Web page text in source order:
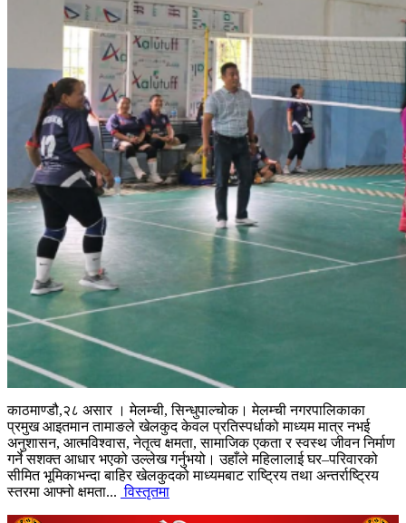
काठमाण्डौ,२८ असार । मेलम्ची, सिन्धुपाल्चोक। मेलम्ची नगरपालिकाका
प्रमुख आइतमान तामाङले खेलकुद केवल प्रतिस्पर्धाको माध्यम मात्र नभई
अनुशासन, आत्मविश्वास, नेतृत्व क्षमता, सामाजिक एकता र स्वस्थ जीवन निर्माण
गर्ने सशक्त आधार भएको उल्लेख गर्नुभयो। उहाँले महिलालाई घर–परिवारको
सीमित भूमिकाभन्दा बाहिर खेलकुदको माध्यमबाट राष्ट्रिय तथा अन्तर्राष्ट्रिय
स्तरमा आफ्नो क्षमता... विस्तृतमा